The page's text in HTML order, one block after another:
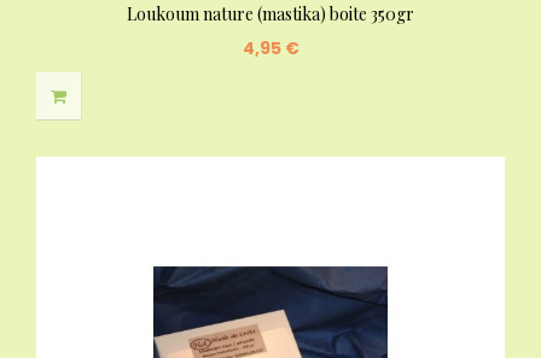
Loukoum nature (mastika) boite 350gr
4,95 €